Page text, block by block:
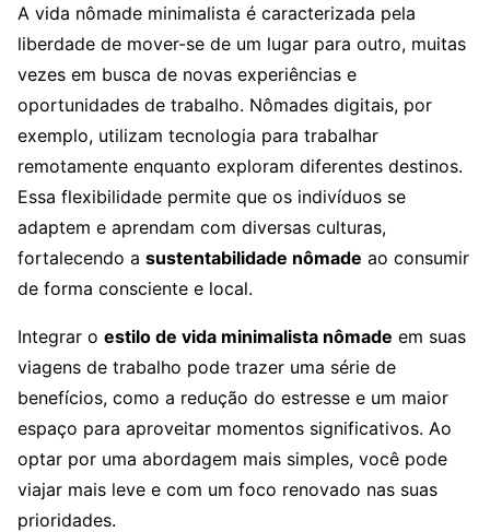
A vida nômade minimalista é caracterizada pela
liberdade de mover-se de um lugar para outro, muitas
vezes em busca de novas experiências e
oportunidades de trabalho. Nômades digitais, por
exemplo, utilizam tecnologia para trabalhar
remotamente enquanto exploram diferentes destinos.
Essa flexibilidade permite que os indivíduos se
adaptem e aprendam com diversas culturas,
fortalecendo a sustentabilidade nômade ao consumir
de forma consciente e local.
Integrar o estilo de vida minimalista nômade em suas
viagens de trabalho pode trazer uma série de
benefícios, como a redução do estresse e um maior
espaço para aproveitar momentos significativos. Ao
optar por uma abordagem mais simples, você pode
viajar mais leve e com um foco renovado nas suas
prioridades.